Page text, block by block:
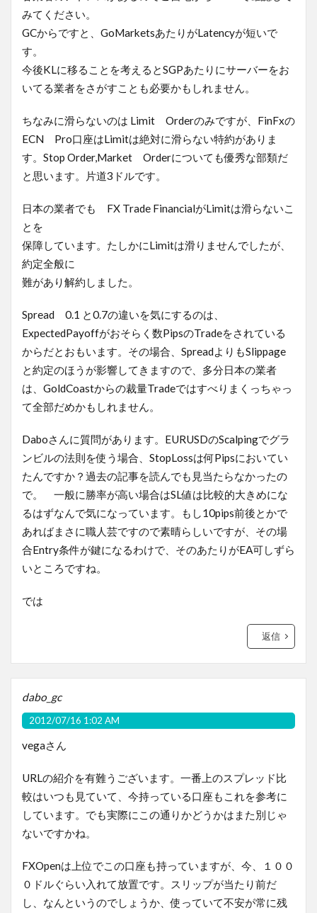
みてください。
GCからですと、GoMarketsあたりがLatencyが短いで
す。
今後KLに移ることを考えるとSGPあたりにサーバーをお
いてる業者をさがすことも必要かもしれません。
ちなみに滑らないのは Limit Orderのみですが、FinFxの
ECN Pro口座はLimitは絶対に滑らない特約がありま
す。Stop Order,Market Orderについても優秀な部類だ
と思います。片道3ドルです。
日本の業者でも FX Trade FinancialがLimitは滑らないこ
とを
保障しています。たしかにLimitは滑りませんでしたが、
約定全般に
難があり解約しました。
Spread 0.1 と0.7の違いを気にするのは、
ExpectedPayoffがおそらく数PipsのTradeをされている
からだとおもいます。その場合、SpreadよりもSlippage
と約定のほうが影響してきますので、多分日本の業者
は、GoldCoastからの裁量Tradeではすべりまくっちゃっ
て全部だめかもしれません。
Daboさんに質問があります。EURUSDのScalpingでグラ
ンビルの法則を使う場合、StopLossは何Pipsにおいてい
たんですか？過去の記事を読んでも見当たらなかったの
で。 一般に勝率が高い場合はSL値は比較的大きめにな
るはずなんで気になっています。もし10pips前後とかで
あればまさに職人芸ですので素晴らしいですが、その場
合Entry条件が鍵になるわけで、そのあたりがEA可しずら
いところですね。
では
返信
dabo_gc
2012/07/16 1:02 AM
vegaさん
URLの紹介を有難うございます。一番上のスプレッド比
較はいつも見ていて、今持っている口座もこれを参考に
しています。でも実際にこの通りかどうかはまた別じゃ
ないですかね。
FXOpenは上位でこの口座も持っていますが、今、１００
０ドルぐらい入れて放置です。スリップが当たり前だ
し、なんというのでしょうか、使っていて不安が常に残